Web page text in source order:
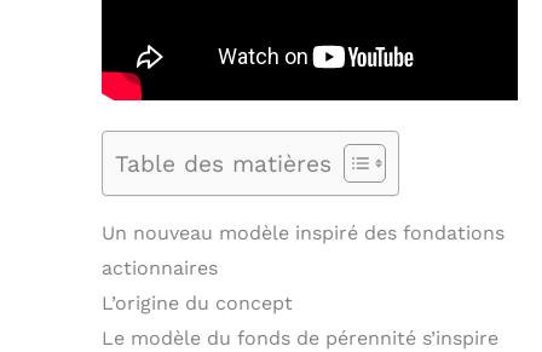
Table des matières
Un nouveau modèle inspiré des fondations
actionnaires
L’origine du concept
Le modèle du fonds de pérennité s’inspire